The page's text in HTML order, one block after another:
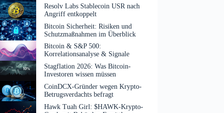
Resolv Labs Stablecoin USR nach
Angriff entkoppelt
Bitcoin Sicherheit: Risiken und
Schutzmaßnahmen im Überblick
Bitcoin & S&P 500:
Korrelationsanalyse & Signale
Stagflation 2026: Was Bitcoin-
Investoren wissen müssen
CoinDCX-Gründer wegen Krypto-
Betrugsverdachts befragt
Hawk Tuah Girl: $HAWK-Krypto-